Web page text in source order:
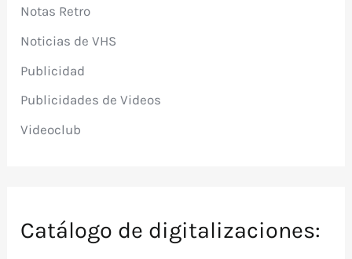
Notas Retro
Noticias de VHS
Publicidad
Publicidades de Videos
Videoclub
Catálogo de digitalizaciones: